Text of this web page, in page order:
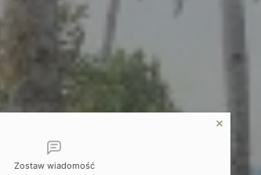
Zostaw wiadomość